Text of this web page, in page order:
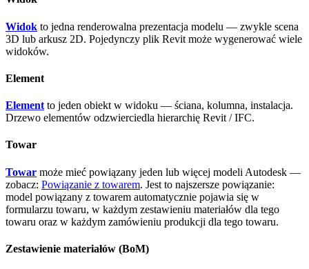
Widok to jedna renderowalna prezentacja modelu — zwykle scena
3D lub arkusz 2D. Pojedynczy plik Revit może wygenerować wiele
widoków.
Element
Element to jeden obiekt w widoku — ściana, kolumna, instalacja.
Drzewo elementów odzwierciedla hierarchię Revit / IFC.
Towar
Towar może mieć powiązany jeden lub więcej modeli Autodesk —
zobacz: Powiązanie z towarem. Jest to najszersze powiązanie:
model powiązany z towarem automatycznie pojawia się w
formularzu towaru, w każdym zestawieniu materiałów dla tego
towaru oraz w każdym zamówieniu produkcji dla tego towaru.
Zestawienie materiałów (BoM)